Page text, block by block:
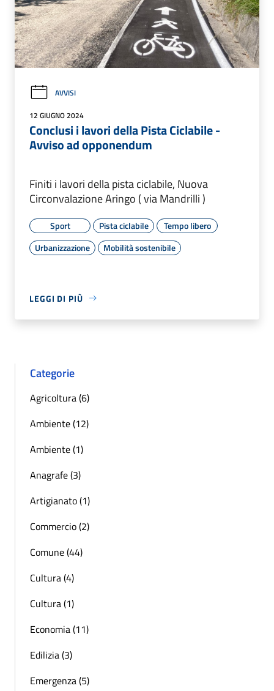
AVVISI
12 GIUGNO 2024
Conclusi i lavori della Pista Ciclabile -
Avviso ad opponendum
Finiti i lavori della pista ciclabile, Nuova
Circonvalazione Aringo ( via Mandrilli )
Sport Pista ciclabile
Tempo libero
Urbanizzazione
Mobilità sostenibile
LEGGI DI PIÙ
Categorie
Agricoltura (6)
Ambiente (12)
Ambiente (1)
Anagrafe (3)
Artigianato (1)
Commercio (2)
Comune (44)
Cultura (4)
Cultura (1)
Economia (11)
Edilizia (3)
Emergenza (5)